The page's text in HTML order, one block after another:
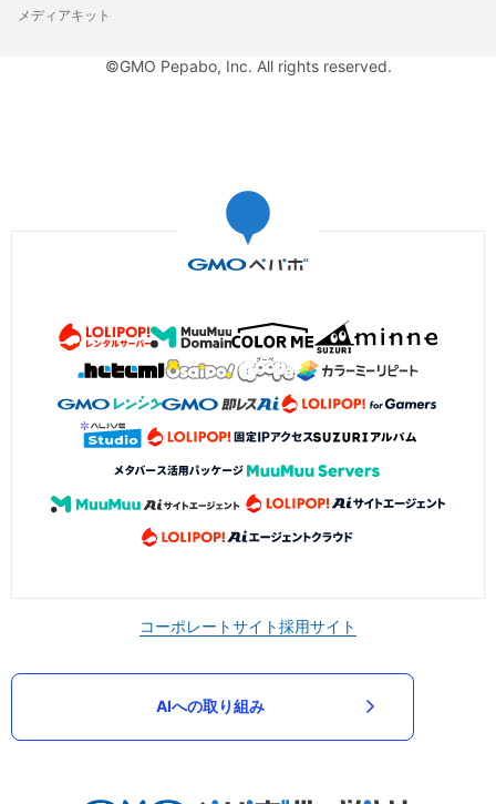
メディアキット
©GMO Pepabo, Inc. All rights reserved.
コーポレートサイト採用サイト
AIへの取り組み